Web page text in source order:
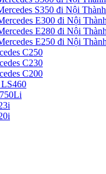
S350 đi Nội Thành
E300 đi Nội
E280 đi Nội
E250 đi Nội
C250
C230
C200